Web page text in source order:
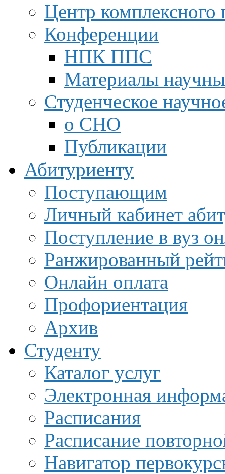
Центр
Конференции
НПК ППС
Материалы
Студенческое
о СНО
Публикации
Абитуриенту
Поступающим
Личный кабинет
Поступление в вуз
Ранжированный
Онлайн оплата
Профориентация
Архив
Студенту
Каталог услуг
Электронная
Расписания
Расписание
Навигатор